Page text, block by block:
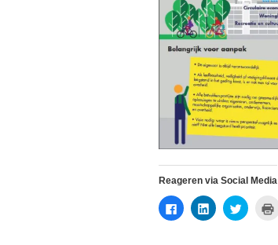
Reageren via Social Media
Klik
om
Klik
om
Klik
om